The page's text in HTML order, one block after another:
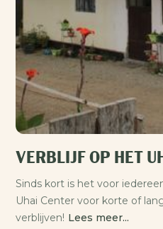
VERBLIJF OP HET
Sinds kort is het voor
Uhai Center voor korte of
verblijven! Lees meer...